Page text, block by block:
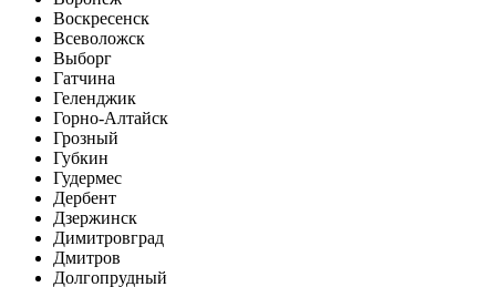
Воскресенск
Всеволожск
Выборг
Гатчина
Геленджик
Горно-Алтайск
Грозный
Губкин
Гудермес
Дербент
Дзержинск
Димитровград
Дмитров
Долгопрудный